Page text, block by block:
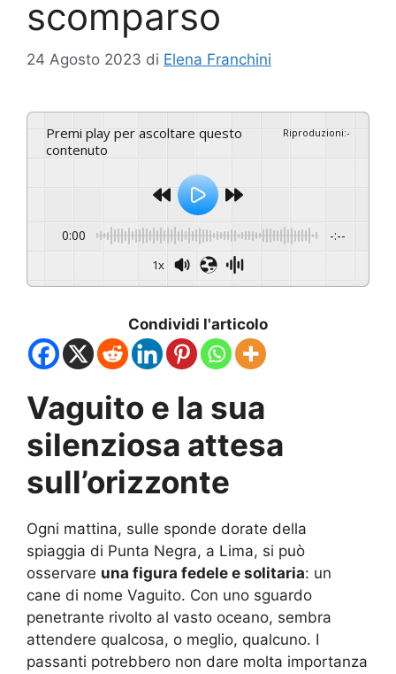
scomparso
24 Agosto 2023 di Elena Franchini
Premi play per ascoltare questo
contenuto
Riproduzioni:-
0:00 -:--
1x
Condividi l'articolo
Vaguito e la sua
silenziosa attesa
sull’orizzonte
Ogni mattina, sulle sponde dorate della
spiaggia di Punta Negra, a Lima, si può
osservare una figura fedele e solitaria: un
cane di nome Vaguito. Con uno sguardo
penetrante rivolto al vasto oceano, sembra
attendere qualcosa, o meglio, qualcuno. I
passanti potrebbero non dare molta importanza